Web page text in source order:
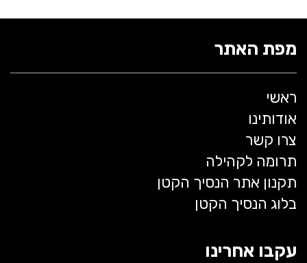
מפת האתר
ראשי
אודותינו
צרו קשר
תרומה לקהילה
תקנון אתר הנסיך הקטן
בלוג הנסיך הקטן
עקבו אחרינו